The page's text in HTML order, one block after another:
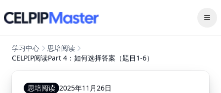
打
学习中心
思培阅读
CELPIP阅读Part 4：如何选择答案（题目1-6）
Category
思培阅读 Published
2025年11月26日